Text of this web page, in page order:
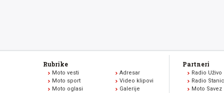
Rubrike
Moto vesti
Moto sport
Moto oglasi
Adresar
Video klipovi
Galerije
Partneri
Radio Uživo
Radio
Moto Savez